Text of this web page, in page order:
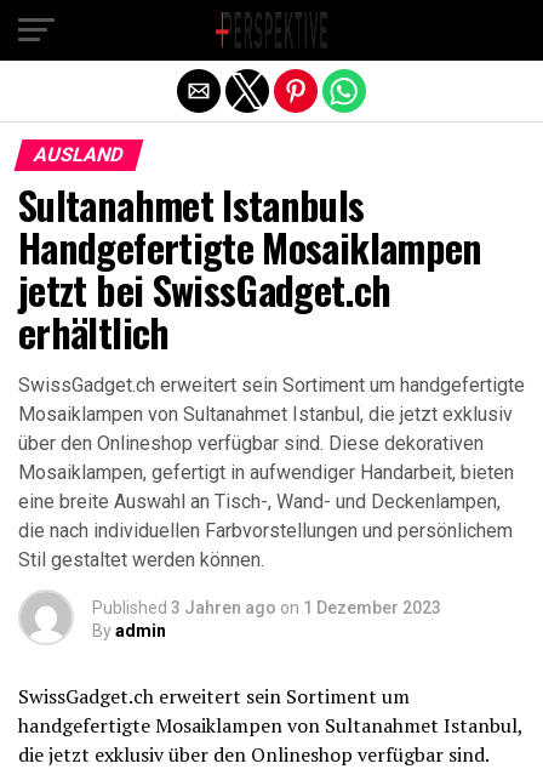
AUSLAND
Sultanahmet Istanbuls
Handgefertigte Mosaiklampen
jetzt bei SwissGadget.ch
erhältlich
SwissGadget.ch erweitert sein Sortiment um handgefertigte
Mosaiklampen von Sultanahmet Istanbul, die jetzt exklusiv
über den Onlineshop verfügbar sind. Diese dekorativen
Mosaiklampen, gefertigt in aufwendiger Handarbeit, bieten
eine breite Auswahl an Tisch-, Wand- und Deckenlampen,
die nach individuellen Farbvorstellungen und persönlichem
Stil gestaltet werden können.
Published 3 Jahren ago on 1 Dezember 2023
Byadmin
SwissGadget.ch erweitert sein Sortiment um
handgefertigte Mosaiklampen von Sultanahmet Istanbul,
die jetzt exklusiv über den Onlineshop verfügbar sind.
Exit mobile version